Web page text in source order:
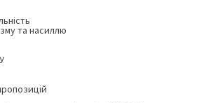
та насиллю